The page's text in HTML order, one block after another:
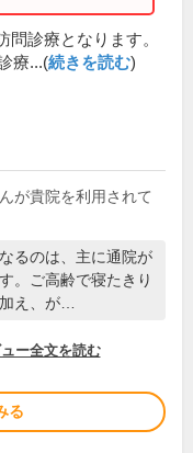
診療となります。
療...(続きを読む)
が貴院を利用されて
るのは、主に通院が
。ご高齢で寝たきり
え、が…
ー全文を読む
る